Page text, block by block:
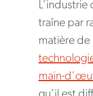
traîne par
matière de
main-